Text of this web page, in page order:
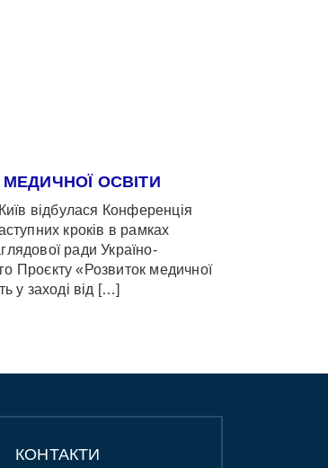
ОСВІТИ
відбулася Конференція
кроків в рамках
ради Україно-
Проєкту «Розвиток медичної
у заході від […]
КОНТАКТИ